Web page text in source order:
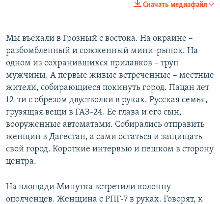
Скачать медиафайл
Мы въехали в Грозный с востока. На окраине –
разбомбленный и сожженный мини-рынок. На
одном из сохранившихся прилавков – труп
мужчины. А первые живые встреченные – местные
жители, собирающиеся покинуть город. Пацан лет
12-ти с обрезом двустволки в руках. Русская семья,
грузящая вещи в ГАЗ-24. Ее глава и его сын,
вооруженные автоматами. Собирались отправить
женщин в Дагестан, а сами остаться и защищать
свой город. Короткие интервью и пешком в сторону
центра.
На площади Минутка встретили колонну
ополченцев. Женщина с РПГ-7 в руках. Говорят, к